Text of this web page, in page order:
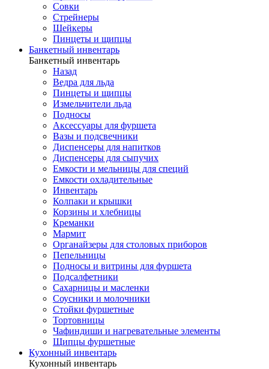
Совки
Стрейнеры
Шейкеры
Пинцеты и щипцы
Банкетный инвентарь
Банкетный инвентарь
Назад
Ведра для льда
Пинцеты и щипцы
Измельчители льда
Подносы
Аксессуары для фуршета
Вазы и подсвечники
Диспенсеры для напитков
Диспенсеры для сыпучих
Емкости и мельницы для специй
Емкости охладительные
Инвентарь
Колпаки и крышки
Корзины и хлебницы
Креманки
Мармит
Органайзеры для столовых приборов
Пепельницы
Подносы и витрины для фуршета
Подсалфетники
Сахарницы и масленки
Соусники и молочники
Стойки фуршетные
Тортовницы
Чафиндиши и нагревательные элементы
Щипцы фуршетные
Кухонный инвентарь
Кухонный инвентарь